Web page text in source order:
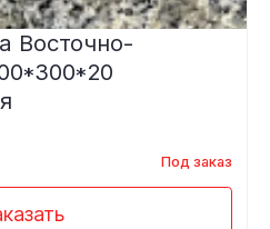
Восточно-
Под заказ